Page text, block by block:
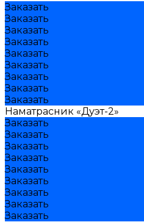
Заказать
Заказать
Заказать
Заказать
Заказать
Заказать
Заказать
Заказать
Заказать
Наматрасник «Дуэт-2»
Заказать
Заказать
Заказать
Заказать
Заказать
Заказать
Заказать
Заказать
Заказать